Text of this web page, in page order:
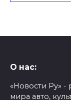
О нас:
«Новости Ру»
мира авто,